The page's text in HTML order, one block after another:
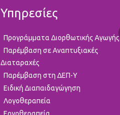
Υπηρεσίες
Προγράμματα Διορθωτικής Αγωγής
Παρέμβαση σε Αναπτυξιακές
Διαταραχές
Παρέμβαση στη ΔΕΠ-Υ
Ειδική Διαπαιδαγώγηση
Λογοθεραπεία